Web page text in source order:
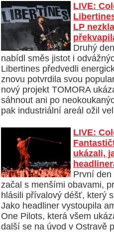
LIVE:
LP
Druhý
nabídl směs jistot i
Libertines předvedli
znovu potvrdila svou
nový projekt TOMORA
sáhnout ani po
pak industriální areál ožil
LIVE:
ukázali,
První den
začal s menšími obavami,
hlásili přívalový déšť, který
Jako headliner vystoupila
One Pilots, která všem
další se na úvod v Ostravě